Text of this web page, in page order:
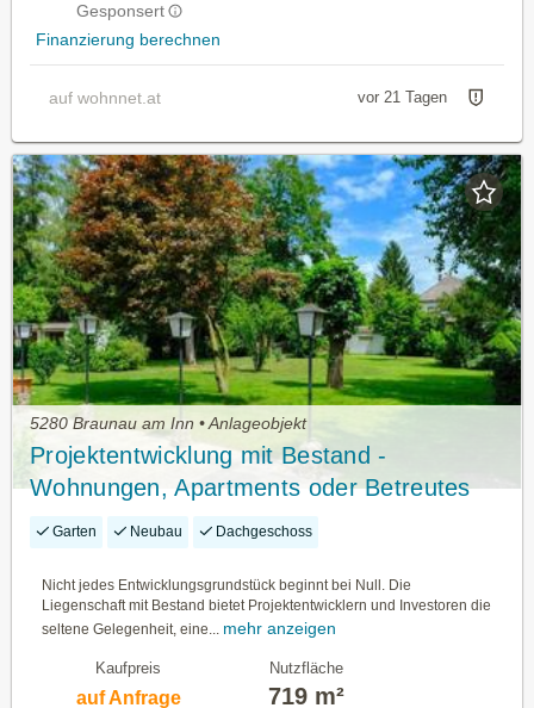
Gesponsert
Finanzierung berechnen
auf wohnnet.at vor 21 Tagen
5280 Braunau am Inn • Anlageobjekt
Projektentwicklung mit Bestand -
Wohnungen, Apartments oder Betreutes
Wohnen!
Garten Neubau Dachgeschoss
Nicht jedes Entwicklungsgrundstück beginnt bei Null. Die
Liegenschaft mit Bestand bietet Projektentwicklern und Investoren die
seltene Gelegenheit, eine...
mehr anzeigen
Kaufpreis
auf Anfrage
Nutzfläche
719 m²